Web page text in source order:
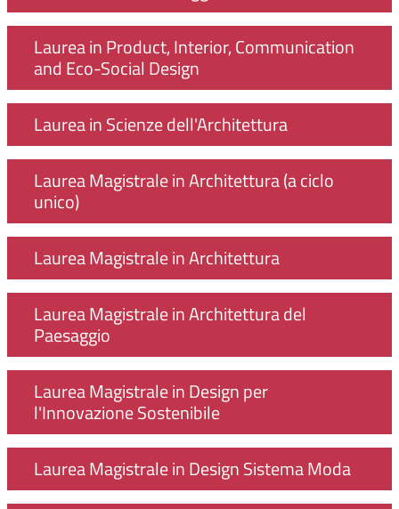
Laurea in Product, Interior, Communication
and Eco-Social Design
Laurea in Scienze dell'Architettura
Laurea Magistrale in Architettura (a ciclo
unico)
Laurea Magistrale in Architettura
Laurea Magistrale in Architettura del
Paesaggio
Laurea Magistrale in Design per
l'Innovazione Sostenibile
Laurea Magistrale in Design Sistema Moda